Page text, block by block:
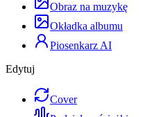
Obraz na muzykę
Okładka albumu
Piosenkarz AI
Edytuj
Cover